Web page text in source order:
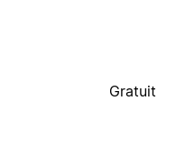
Gratuit